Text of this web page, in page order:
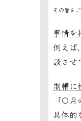
その旨を
事情を
例えば
談させ
制帽に
「〇
具体的